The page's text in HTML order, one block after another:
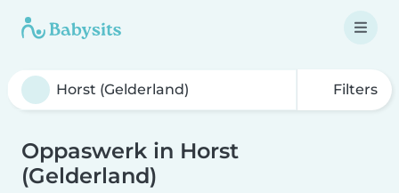
Filters
Oppaswerk in Horst
(Gelderland)